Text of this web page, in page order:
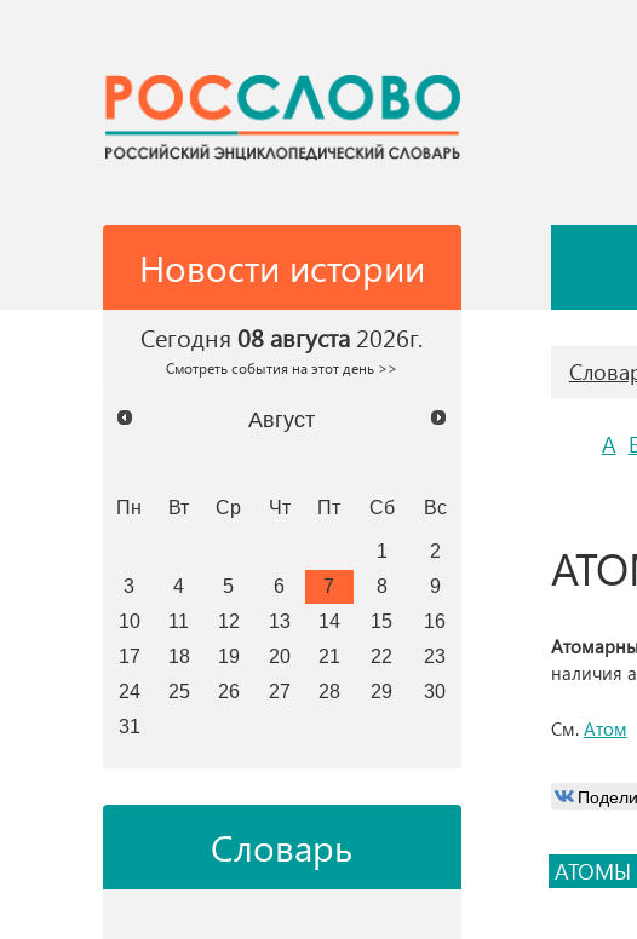
Новости истории
Сегодня 08 августа 2026г.
Смотреть события на этот день >>
Август
Пн Вт Ср Чт Пт Сб Вс
1
2
3
4 5 6 7 8
9
10
11 12 13 14 15
16
17
18 19 20 21 22
23
24
25 26 27 28 29
30
31
Словарь
А
наличия
См. Атом
АТОМЫ